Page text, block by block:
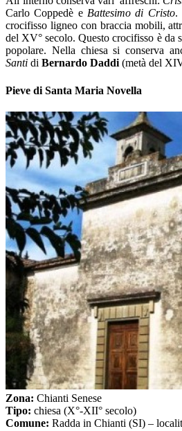
Carlo Coppedè e Battesimo di Cristo.
crocifisso ligneo con braccia mobili,
del XV° secolo. Questo crocifisso è da
popolare. Nella chiesa si conserva
Santi di Bernardo Daddi (metà del
Pieve di Santa Maria Novella
Zona: Chianti Senese
Tipo: chiesa (X°-XII° secolo)
Comune: Radda in Chianti (SI) –